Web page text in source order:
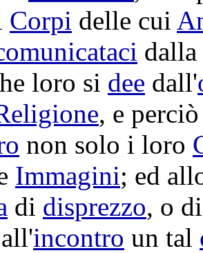
Corpi delle cui
dalla
loro si dee dall'
, e
non solo i loro
Immagini; ed
di disprezzo, o
incontro un tal